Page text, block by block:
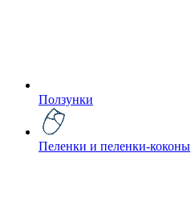
Ползунки
Пеленки и пеленки-коконы